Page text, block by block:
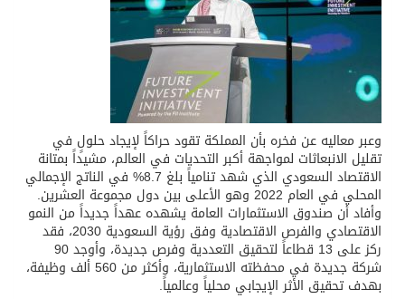
وعبر معاليه عن فخره بأن المملكة تقود حراكاً لإيجاد حلولٍ في
تقليل الانبعاثات لمواجهة أكبر التحديات في العالم، مشيداً بمتانة
الاقتصاد السعودي الذي شهد تنامياً بلغ 8.7% في الناتج الإجمالي
المحلي في العام 2022 وهو الأعلى بين دول مجموعة العشرين.
وأفاد أن صندوق الاستثمارات العامة يشهده عهداً جديداً من النمو
الاقتصادي والفرص الاقتصادية وفق رؤية السعودية 2030، فقد
ركز على 13 قطاعاً لتحقيق التعددية وفرص جديدة، وأوجد 90
شركة جديدة في محفظته الاستثمارية، وأكثر من 560 ألف وظيفة،
بهدف تحقيق الأثر الإيجابي محلياً وعالمياً.